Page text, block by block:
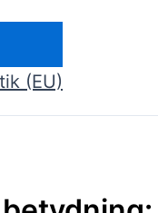
(EU)